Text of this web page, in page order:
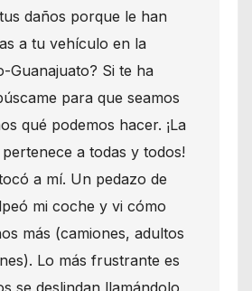
daños porque le han
a tu vehículo en la
Guanajuato? Si te ha
para que seamos
qué podemos hacer. ¡La
a todas y todos!
a mí. Un pedazo de
mi coche y vi cómo
más (camiones, adultos
Lo más frustrante es